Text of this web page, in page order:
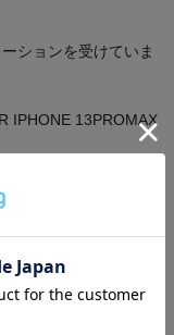
ションを受けていま
IPHONE 13PROMAX
ケースは
しくは日本国内代理